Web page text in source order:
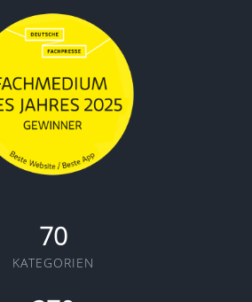
70
KATEGORIEN